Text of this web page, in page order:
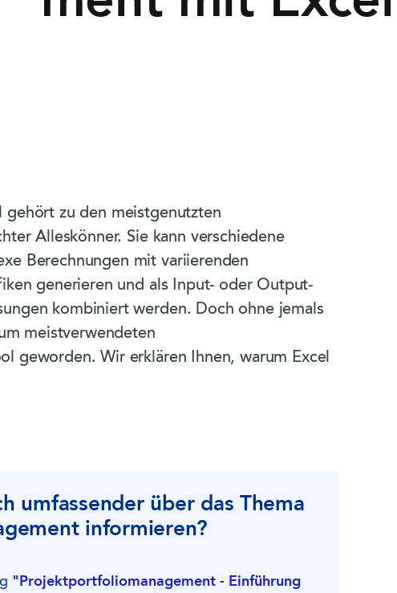
gehört zu den meistgenutzten
Alleskönner. Sie kann verschiedene
Berechnungen mit variierenden
generieren und als Input- oder Output-
kombiniert werden. Doch ohne jemals
meistverwendeten
geworden. Wir erklären Ihnen, warum Excel
umfassender über das Thema
informieren?
"Projektportfoliomanagement - Einführung